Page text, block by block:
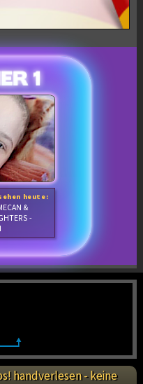
heute:
&
-
handverlesen - keine